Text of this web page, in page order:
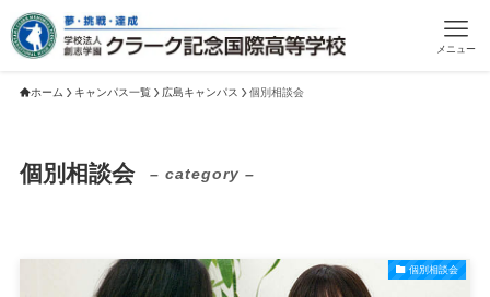
メニュー
ホーム キャンパス一覧 広島キャンパス 個別相談会
個別相談会 – category –
個別相談会